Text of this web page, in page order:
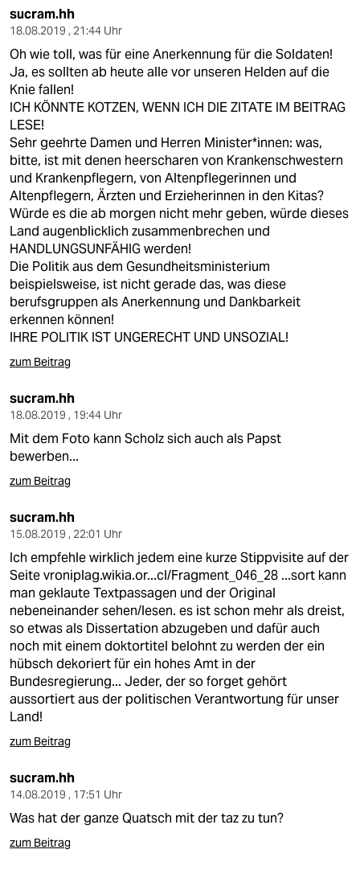
sucram.hh
18.08.2019 , 21:44 Uhr
Oh wie toll, was für eine Anerkennung für die Soldaten!
Ja, es sollten ab heute alle vor unseren Helden auf die
Knie fallen!
ICH KÖNNTE KOTZEN, WENN ICH DIE ZITATE IM BEITRAG
LESE!
Sehr geehrte Damen und Herren Minister*innen: was,
bitte, ist mit denen heerscharen von Krankenschwestern
und Krankenpflegern, von Altenpflegerinnen und
Altenpflegern, Ärzten und Erzieherinnen in den Kitas?
Würde es die ab morgen nicht mehr geben, würde dieses
Land augenblicklich zusammenbrechen und
HANDLUNGSUNFÄHIG werden!
Die Politik aus dem Gesundheitsministerium
beispielsweise, ist nicht gerade das, was diese
berufsgruppen als Anerkennung und Dankbarkeit
erkennen können!
IHRE POLITIK IST UNGERECHT UND UNSOZIAL!
zum Beitrag
sucram.hh
18.08.2019 , 19:44 Uhr
Mit dem Foto kann Scholz sich auch als Papst
bewerben...
zum Beitrag
sucram.hh
15.08.2019 , 22:01 Uhr
Ich empfehle wirklich jedem eine kurze Stippvisite auf der
Seitevroniplag.wikia.or...cl/Fragment_046_28 ...sort kann
man geklaute Textpassagen und der Original
nebeneinander sehen/lesen. es ist schon mehr als dreist,
so etwas als Dissertation abzugeben und dafür auch
noch mit einem doktortitel belohnt zu werden der ein
hübsch dekoriert für ein hohes Amt in der
Bundesregierung... Jeder, der so forget gehört
aussortiert aus der politischen Verantwortung für unser
Land!
zum Beitrag
sucram.hh
14.08.2019 , 17:51 Uhr
Was hat der ganze Quatsch mit der taz zu tun?
zum Beitrag